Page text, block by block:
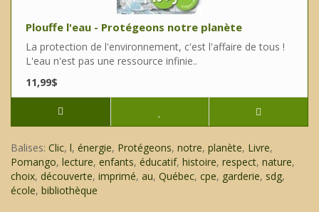
Plouffe l'eau - Protégeons notre planète
La protection de l'environnement, c'est l'affaire de tous !
L'eau n'est pas une ressource infinie..
11,99$
Balises: Clic, l, énergie, Protégeons, notre, planète, Livre,
Pomango, lecture, enfants, éducatif, histoire, respect, nature,
choix, découverte, imprimé, au, Québec, cpe, garderie, sdg,
école, bibliothèque